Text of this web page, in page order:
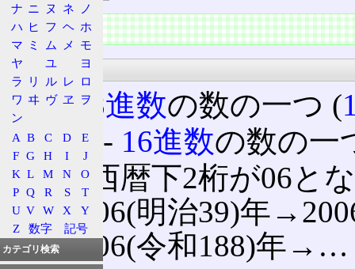
主な用途
科学
06 ‐8進数の数の一つ (
0x06 ‐ 16進数の数の一
06 ‐ 西暦下2桁が06
→1906(明治39)年
→2206(令和188)年→…
ナ ニ ヌ ネ
ノ
ハ ヒ フ ヘ ホ
マ ミ ム メ
モ
ヤ
ユ
ヨ
ラ
リ ル レ ロ
ワ ヰ ヴ ヱ
ヲ
ン
A B C D
E
F G H I
J
K L M N
O
P Q R S
T
U V W X
Y
Z
数字 記号
カテゴリ検索